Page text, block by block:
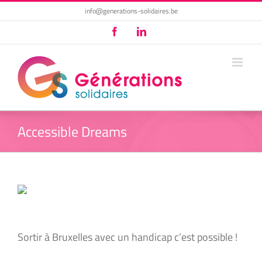
au
info@generations-solidaires.be
FacebookLinkedIn
Accessible Dreams
Sortir à Bruxelles avec un handicap c’est possible !